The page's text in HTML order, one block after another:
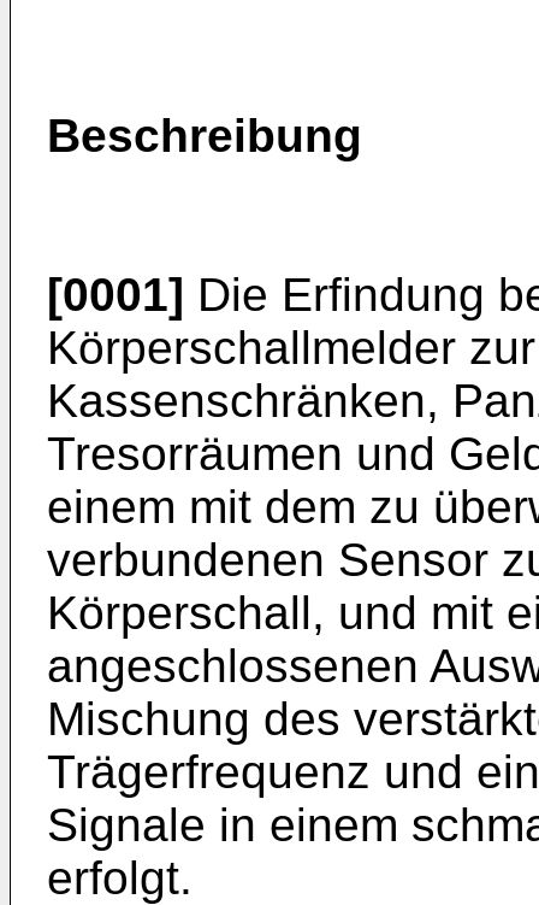
Beschreibung
[0001] Die Erfindung
Körperschallmelder
Kassenschränken,
Tresorräumen und
einem mit dem zu
verbundenen Sensor
Körperschall, und mit
angeschlossenen
Mischung des
Trägerfrequenz und
Signale in einem
erfolgt.